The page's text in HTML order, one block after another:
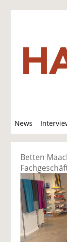
News
Betten